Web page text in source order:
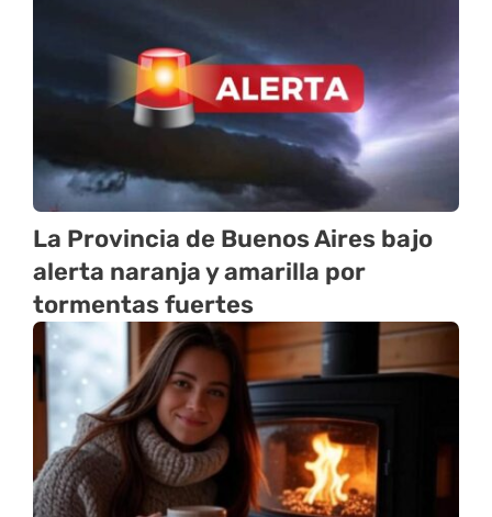
La Provincia de Buenos Aires bajo
alerta naranja y amarilla por
tormentas fuertes